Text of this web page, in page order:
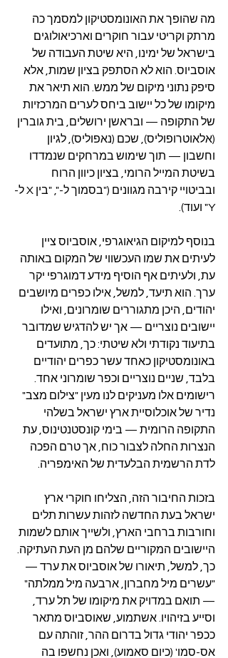
מה שהופך את האונומסטיקון למסמך כה
מרתק וקריטי עבור חוקרים וארכיאולוגים
בישראל של ימינו, היא שיטת העבודה של
אוסביוס. הוא לא הסתפק בציון שמות, אלא
סיפק נתוני מיקום של ממש. הוא תיאר את
מיקומו של כל יישוב ביחס לערים המרכזיות
של התקופה — ובראשן ירושלים, בית גוברין
(אלאוטרופוליס), שכם (נאפוליס), לגיון
וחשבון — תוך שימוש במרחקים שנמדדו
בשיטת המייל הרומי, בציון כיוון הרוח
ובביטויי קירבה מגוונים ("בסמוך ל-", "בין X ל-
Y" ועוד).
בנוסף למיקום הגיאוגרפי, אוסביוס ציין
לעיתים את שמו העכשווי של המקום באותה
עת, ולעיתים אף הוסיף מידע דמוגרפי יקר
ערך. הוא תיעד, למשל, אילו כפרים מיושבים
יהודים, היכן מתגוררים שומרונים, ואילו
יישובים נוצריים — אך יש להדגיש שמדובר
בתיעוד נקודתי ולא שיטתי: כך, מתועדים
באונומסטיקון כאחד עשר כפרים יהודיים
בלבד, שניים נוצריים וכפר שומרוני אחד.
רישומים אלו מעניקים לנו מעין "צילום מצב"
נדיר של אוכלוסיית ארץ ישראל בשלהי
התקופה הרומית — בימי קונסטנטינוס, עת
הנצרות החלה לצבור כוח, אך טרם הפכה
לדת הרשמית הבלעדית של האימפריה.
בזכות החיבור הזה, הצליחו חוקרי ארץ
ישראל בעת החדשה לזהות עשרות תלים
וחורבות ברחבי הארץ, ולשייך אותם לשמות
היישובים המקוריים שלהם מן העת העתיקה.
כך, למשל, תיאורו של אוסביוס את ערד —
"עשרים מיל מחברון, ארבעה מיל ממלתה"
— תואם במדויק את מיקומו של תל ערד,
וסייע בזיהויו. אשתמוע, שאוסביוס מתאר
ככפר יהודי גדול בדרום ההר, זוהתה עם
אס-סמו' (כיום סאמוע), ואכן נחשפו בה